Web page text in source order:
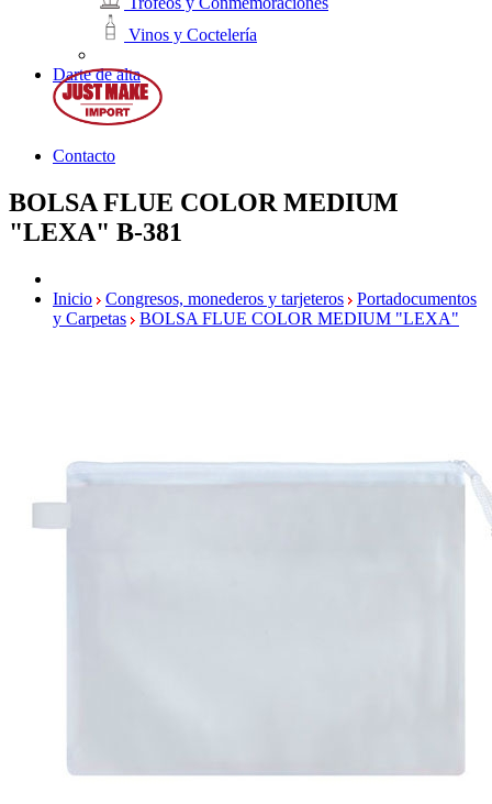
Vinos y Coctelería
Darte de alta
Contacto
BOLSA FLUE COLOR MEDIUM
"LEXA" B-381
Inicio Congresos, monederos y tarjeteros
Portadocumentos
y Carpetas
BOLSA FLUE COLOR MEDIUM "LEXA"